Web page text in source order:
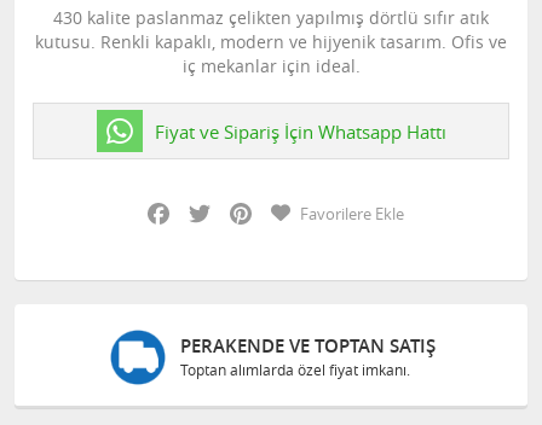
430 kalite paslanmaz çelikten yapılmış dörtlü sıfır atık
kutusu. Renkli kapaklı, modern ve hijyenik tasarım. Ofis ve
iç mekanlar için ideal.
Fiyat ve Sipariş İçin Whatsapp Hattı
Facebook
Twitter PinterestFavorilere Ekle
GÜVENLI ALIŞVERIŞ
Bilgileriniz 128 Bit SSL ile güvende